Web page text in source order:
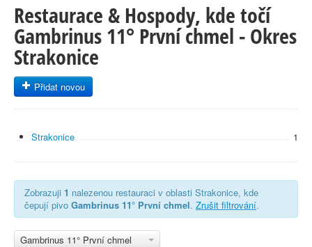
Restaurace & Hospody, kde točí
Gambrinus 11° První chmel - Okres
Strakonice
Přidat novou
Strakonice 1
Zobrazuji 1 nalezenou restauraci v oblasti Strakonice, kde
čepují pivo Gambrinus 11° První chmel. Zrušit filtrování.
Gambrinus 11° První chmel